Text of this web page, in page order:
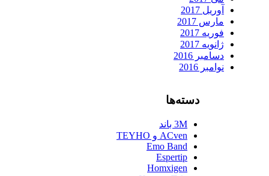
مارس 2017
دسامبر 2016
ACven و TEYHO
Emo Band
Espertip
Homxigen